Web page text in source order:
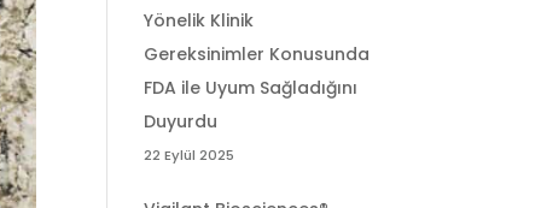
Yönelik Klinik
Gereksinimler Konusunda
FDA ile Uyum Sağladığını
Duyurdu
22 Eylül 2025